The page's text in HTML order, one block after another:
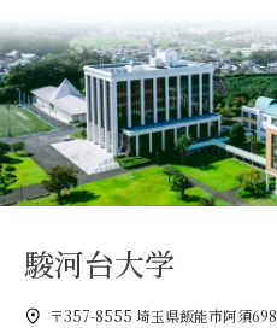
駿河台大学
〒357-8555 埼玉県飯能市阿須698